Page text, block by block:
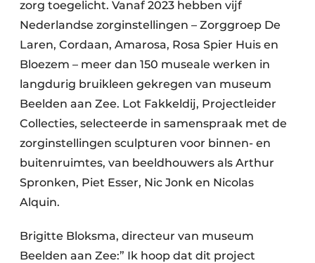
zorg toegelicht. Vanaf 2023 hebben vijf
Nederlandse zorginstellingen – Zorggroep De
Laren, Cordaan, Amarosa, Rosa Spier Huis en
Bloezem – meer dan 150 museale werken in
langdurig bruikleen gekregen van museum
Beelden aan Zee. Lot Fakkeldij, Projectleider
Collecties, selecteerde in samenspraak met de
zorginstellingen sculpturen voor binnen- en
buitenruimtes, van beeldhouwers als Arthur
Spronken, Piet Esser, Nic Jonk en Nicolas
Alquin.
Brigitte Bloksma, directeur van museum
Beelden aan Zee:” Ik hoop dat dit project